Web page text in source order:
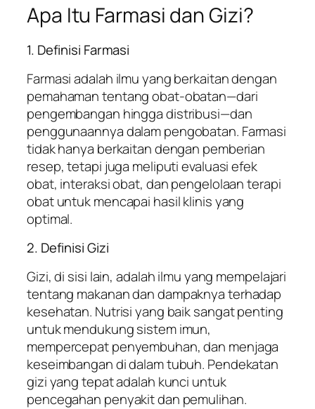
Apa Itu Farmasi dan Gizi?
1. Definisi Farmasi
Farmasi adalah ilmu yang berkaitan dengan
pemahaman tentang obat-obatan—dari
pengembangan hingga distribusi—dan
penggunaannya dalam pengobatan. Farmasi
tidak hanya berkaitan dengan pemberian
resep, tetapi juga meliputi evaluasi efek
obat, interaksi obat, dan pengelolaan terapi
obat untuk mencapai hasil klinis yang
optimal.
2. Definisi Gizi
Gizi, di sisi lain, adalah ilmu yang mempelajari
tentang makanan dan dampaknya terhadap
kesehatan. Nutrisi yang baik sangat penting
untuk mendukung sistem imun,
mempercepat penyembuhan, dan menjaga
keseimbangan di dalam tubuh. Pendekatan
gizi yang tepat adalah kunci untuk
pencegahan penyakit dan pemulihan.